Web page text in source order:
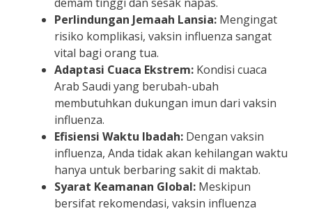
Perlindungan Jemaah Lansia: Mengingat
risiko komplikasi, vaksin influenza sangat
vital bagi orang tua.
Adaptasi Cuaca Ekstrem: Kondisi cuaca
Arab Saudi yang berubah-ubah
membutuhkan dukungan imun dari vaksin
influenza.
Efisiensi Waktu Ibadah: Dengan vaksin
influenza, Anda tidak akan kehilangan waktu
hanya untuk berbaring sakit di maktab.
Syarat Keamanan Global: Meskipun
bersifat rekomendasi, vaksin influenza